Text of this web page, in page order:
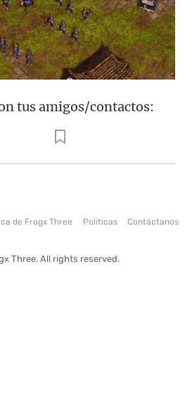
tus amigos/contactos:
de Frogx Three Politicas Contáctanos
Three. All rights reserved.